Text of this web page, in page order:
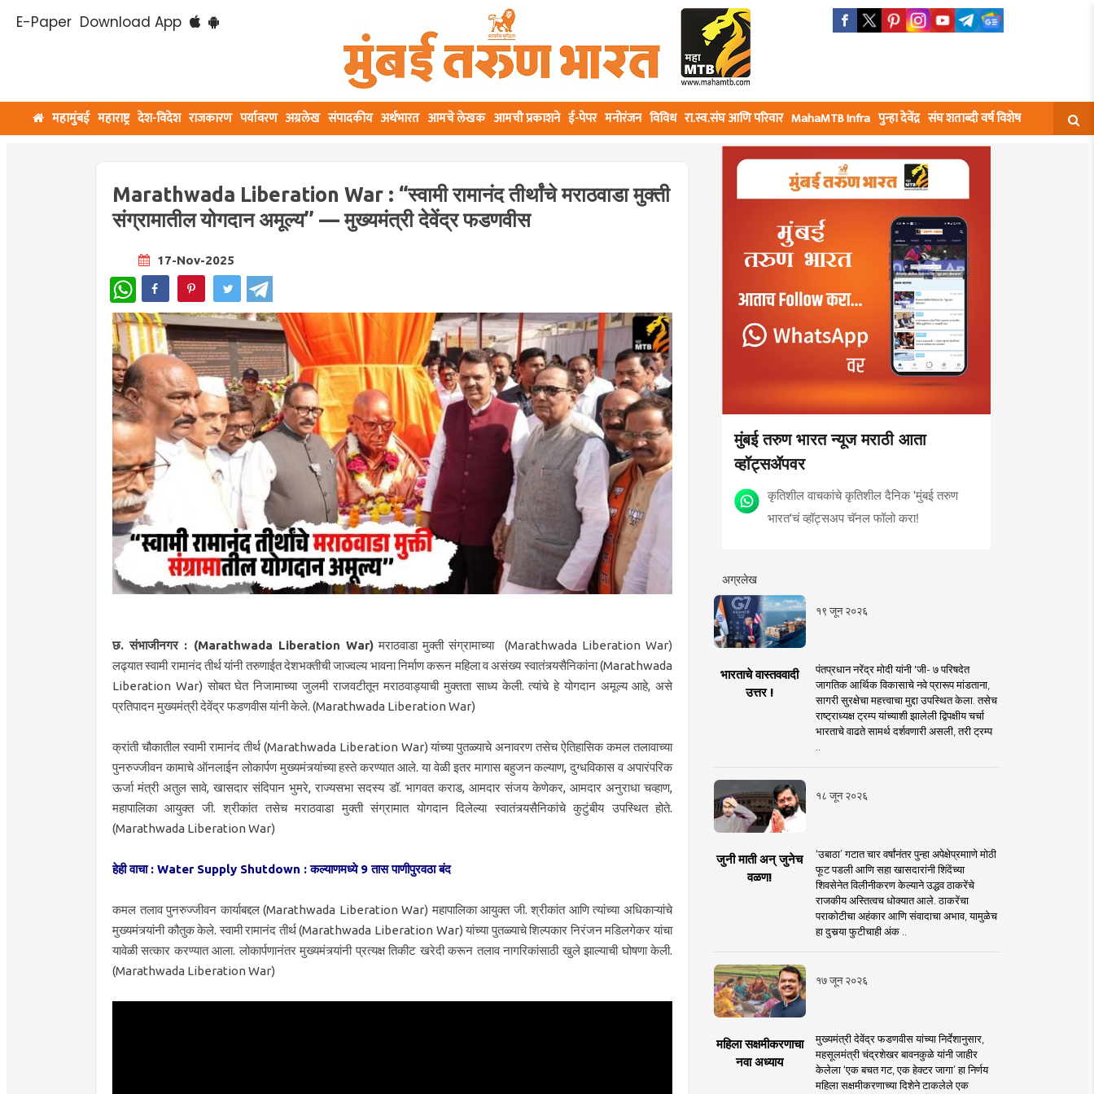
E-Paper Download App
महामुंबई महाराष्ट्र देश-विदेश राजकारण पर्यावरण अग्रलेख संपादकीय अर्थभारत आमचे लेखक आमची प्रकाशने ई-पेपर मनोरंजन विविध रा.स्व.संघ आणि परिवार MahaMTB Infra पुन्हा देवेंद्र संघ शताब्दी वर्ष विशेष
Marathwada Liberation War : “स्वामी रामानंद तीर्थांचे मराठवाडा मुक्ती
संग्रामातील योगदान अमूल्य’’ — मुख्यमंत्री देवेंद्र फडणवीस
17-Nov-2025
WhatsApp
छ. संभाजीनगर : (Marathwada Liberation War)मराठवाडा मुक्ती संग्रामाच्या (Marathwada Liberation War)
लढ्यात स्वामी रामानंद तीर्थ यांनी तरुणाईत देशभक्तीची जाज्वल्य भावना निर्माण करून महिला व असंख्य स्वातंत्र्यसैनिकांना (Marathwada
Liberation War) सोबत घेत निजामाच्या जुलमी राजवटीतून मराठवाड्याची मुक्तता साध्य केली. त्यांचे हे योगदान अमूल्य आहे, असे
प्रतिपादन मुख्यमंत्री देवेंद्र फडणवीस यांनी केले. (Marathwada Liberation War)
क्रांती चौकातील स्वामी रामानंद तीर्थ (Marathwada Liberation War) यांच्या पुतळ्याचे अनावरण तसेच ऐतिहासिक कमल तलावाच्या
पुनरुज्जीवन कामाचे ऑनलाईन लोकार्पण मुख्यमंत्र्यांच्या हस्ते करण्यात आले. या वेळी इतर मागास बहुजन कल्याण, दुग्धविकास व अपारंपरिक
ऊर्जा मंत्री अतुल सावे, खासदार संदिपान भुमरे, राज्यसभा सदस्य डॉ. भागवत कराड, आमदार संजय केणेकर, आमदार अनुराधा चव्हाण,
महापालिका आयुक्त जी. श्रीकांत तसेच मराठवाडा मुक्ती संग्रामात योगदान दिलेल्या स्वातंत्र्यसैनिकांचे कुटुंबीय उपस्थित होते.
(Marathwada Liberation War)
हेही वाचा : Water Supply Shutdown : कल्याणमध्ये 9 तास पाणीपुरवठा बंद
कमल तलाव पुनरुज्जीवन कार्याबद्दल (Marathwada Liberation War) महापालिका आयुक्त जी. श्रीकांत आणि त्यांच्या अधिकाऱ्यांचे
मुख्यमंत्र्यांनी कौतुक केले. स्वामी रामानंद तीर्थ (Marathwada Liberation War) यांच्या पुतळ्याचे शिल्पकार निरंजन मडिलगेकर यांचा
यावेळी सत्कार करण्यात आला. लोकार्पणानंतर मुख्यमंत्र्यांनी प्रत्यक्ष तिकीट खरेदी करून तलाव नागरिकांसाठी खुले झाल्याची घोषणा केली.
(Marathwada Liberation War)
मुंबई तरुण भारत न्यूज मराठी आता
व्हॉट्सॲपवर
कृतिशील वाचकांचे कृतिशील दैनिक 'मुंबई तरुण
भारत'चं व्हॉट्सअप चॅनल फॉलो करा!
अग्रलेख
१९ जून २०२६
भारताचे वास्तववादी
उत्तर !
पंतप्रधान नरेंद्र मोदी यांनी 'जी- ७ परिषदेत
जागतिक आर्थिक विकासाचे नवे प्रारूप मांडताना,
सागरी सुरक्षेचा महत्त्वाचा मुद्दा उपस्थित केला. तसेच
राष्ट्राध्यक्ष ट्रम्प यांच्याशी झालेली द्विपक्षीय चर्चा
भारताचे वाढते सामर्थ दर्शवणारी असली, तरी ट्रम्प
१८ जून २०२६
जुनी माती अन् जुनेच
वळण!
‘उबाठा’ गटात चार वर्षांनंतर पुन्हा अपेक्षेप्रमााणे मोठी
फूट पडली आणि सहा खासदारांनी शिंदेंच्या
शिवसेनेत विलीनीकरण केल्याने उद्धव ठाकरेंचे
राजकीय अस्तित्वच धोक्यात आले. ठाकरेंचा
पराकोटीचा अहंकार आणि संवादाचा अभाव, यामुळेच
हा दुसर्‍या फुटीचाही अंक ..
१७ जून २०२६
महिला सक्षमीकरणाचा
नवा अध्याय
मुख्यमंत्री देवेंद्र फडणवीस यांच्या निर्देशानुसार,
महसूलमंत्री चंद्रशेखर बावनकुळे यांनी जाहीर
केलेला ‘एक बचत गट, एक हेक्टर जागा’ हा निर्णय
महिला सक्षमीकरणाच्या दिशेने टाकलेले एक